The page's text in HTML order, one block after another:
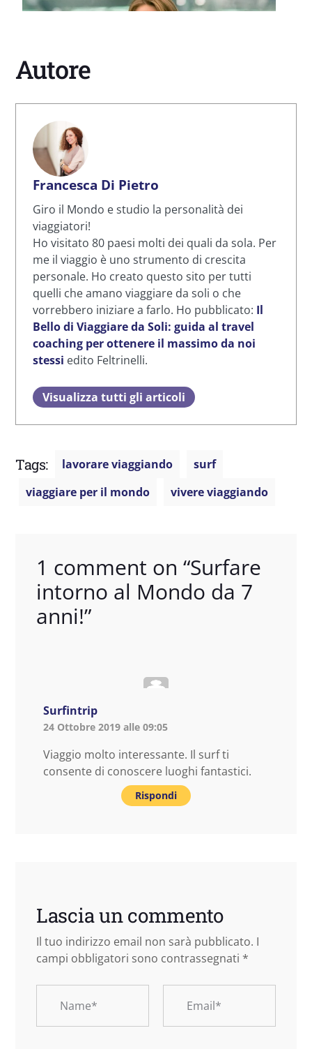
Autore
Francesca Di Pietro
Giro il Mondo e studio la personalità dei
viaggiatori!
Ho visitato 80 paesi molti dei quali da sola. Per
me il viaggio è uno strumento di crescita
personale. Ho creato questo sito per tutti
quelli che amano viaggiare da soli o che
vorrebbero iniziare a farlo. Ho pubblicato: Il
Bello di Viaggiare da Soli: guida al travel
coaching per ottenere il massimo da noi
stessi edito Feltrinelli.
Visualizza tutti gli articoli
Tags: lavorare viaggiando
surf
viaggiare per il mondo
vivere viaggiando
1 comment on “Surfare
intorno al Mondo da 7
anni!”
Surfintrip
24 Ottobre 2019 alle 09:05
Viaggio molto interessante. Il surf ti
consente di conoscere luoghi fantastici.
Rispondi
Lascia un commento
Il tuo indirizzo email non sarà pubblicato. I
campi obbligatori sono contrassegnati *